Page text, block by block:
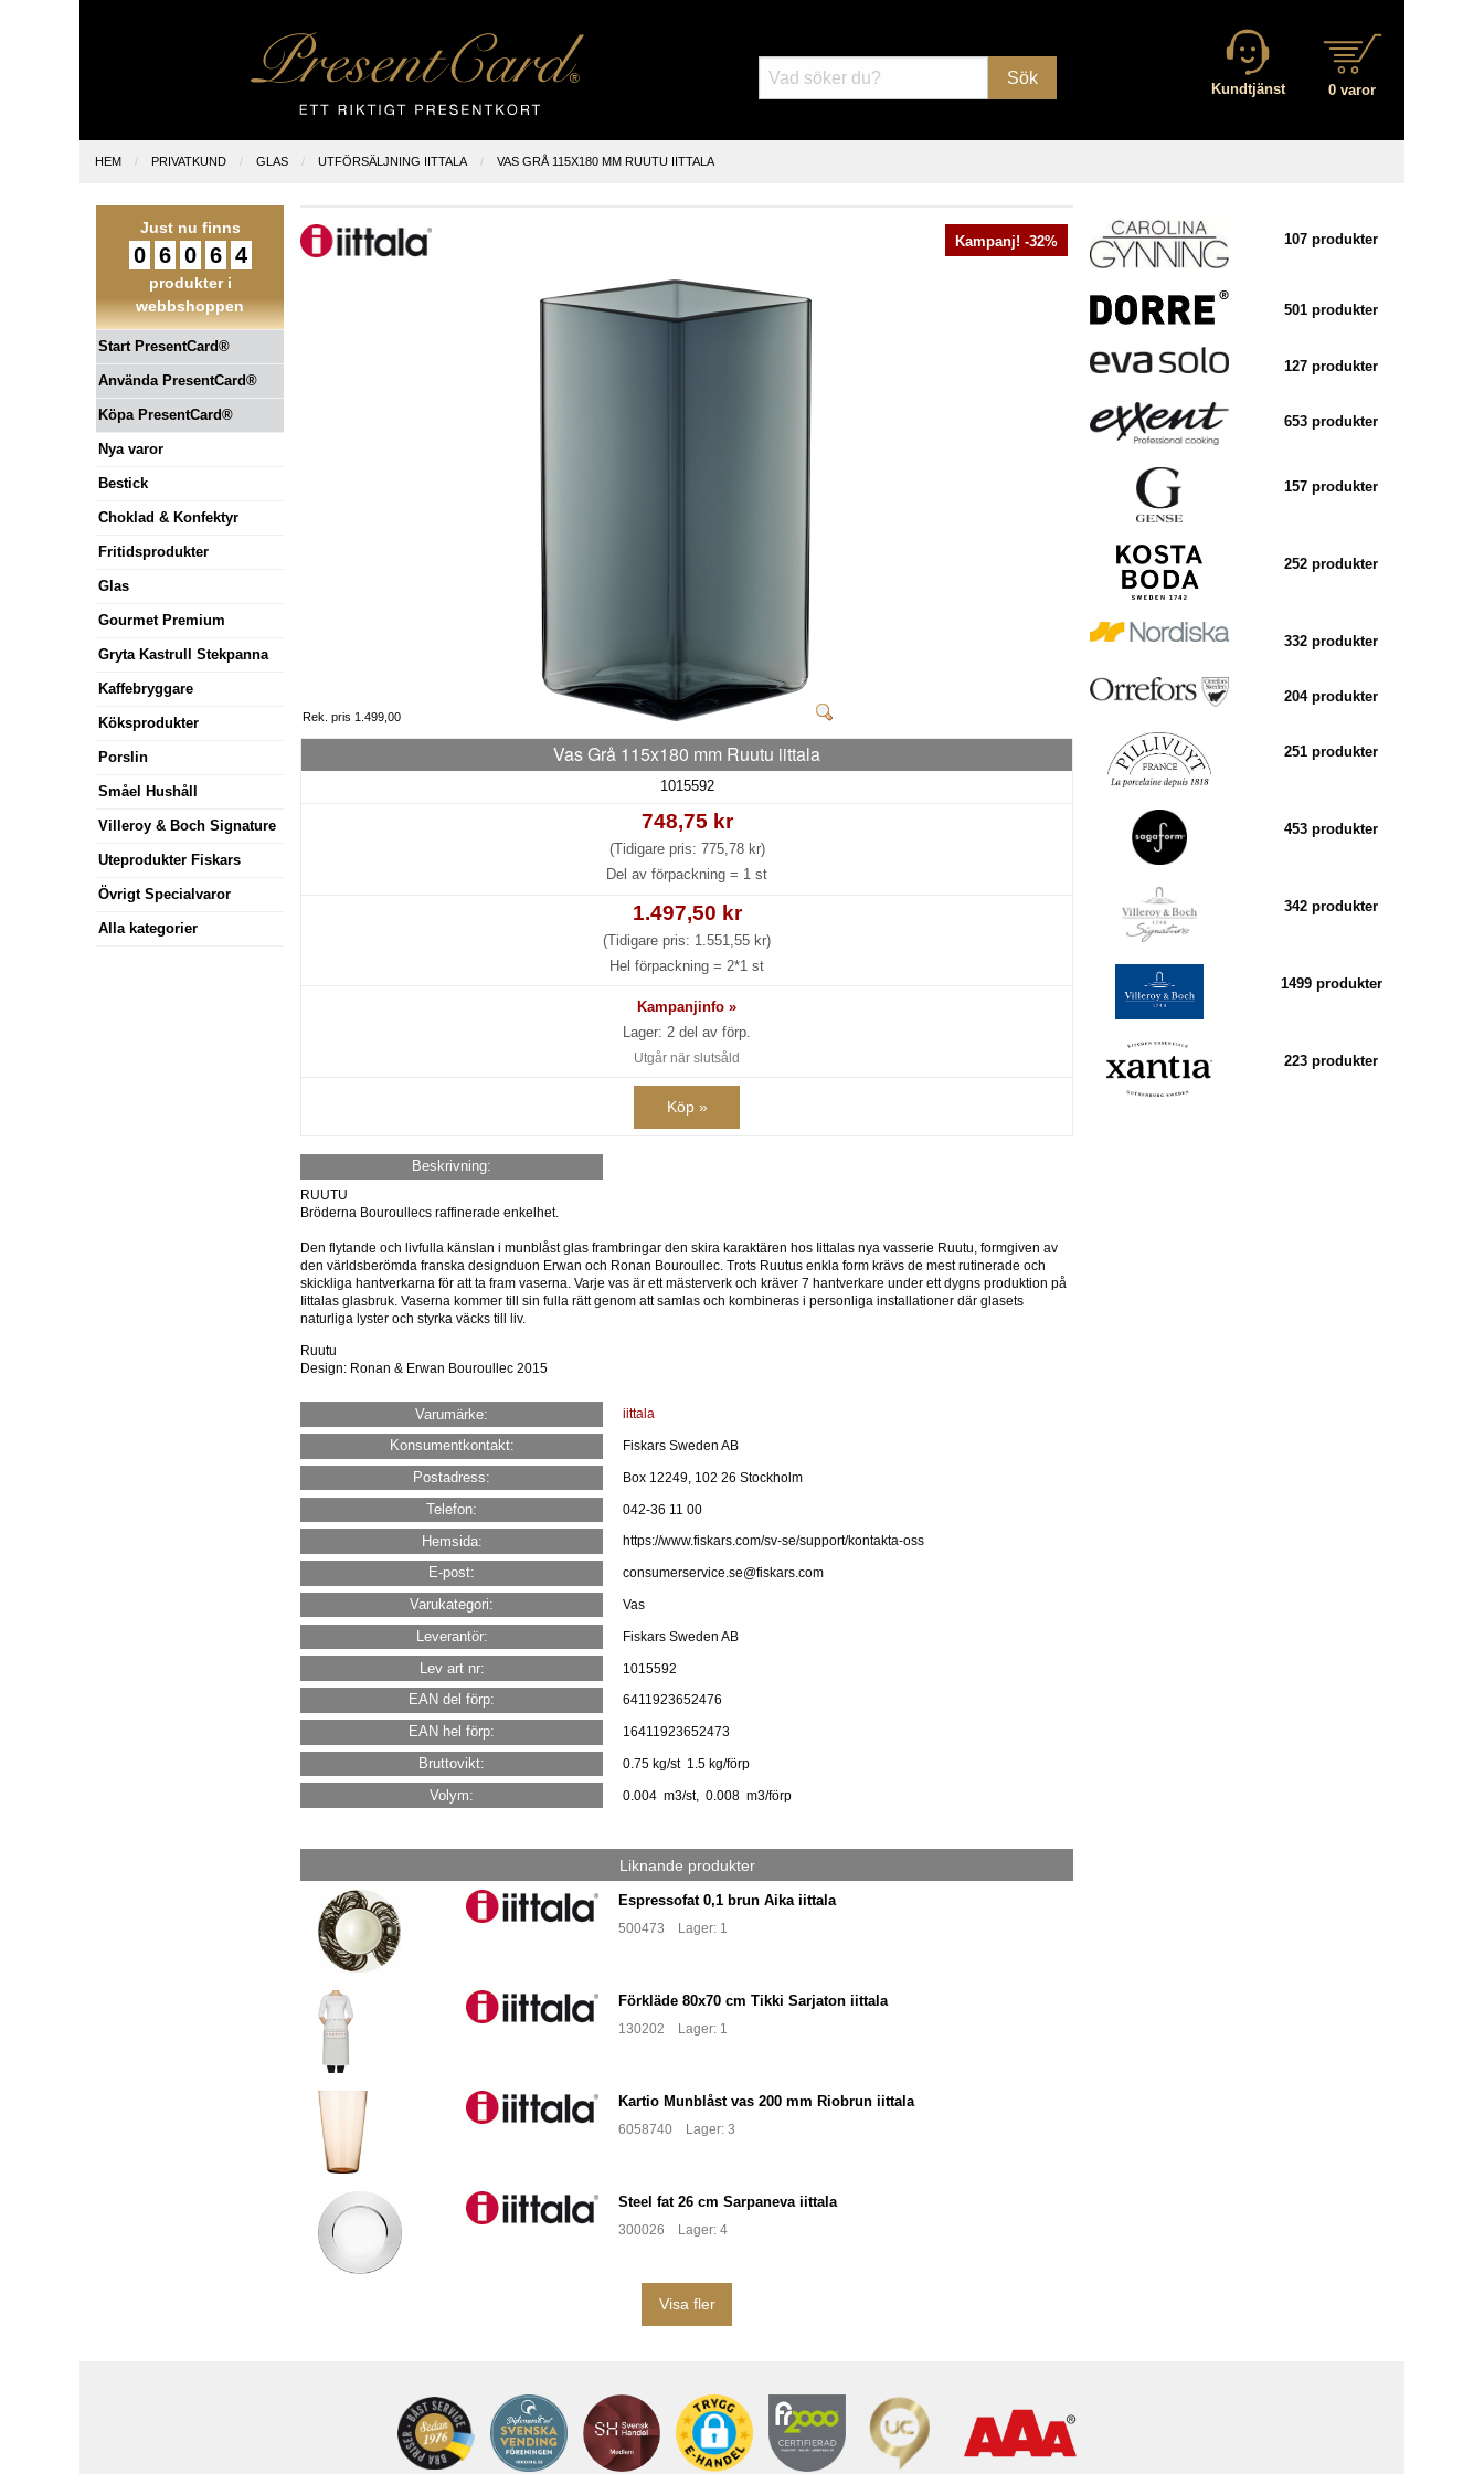
Sök
0 varor
Kundtjänst
HEM PRIVATKUND GLAS UTFÖRSÄLJNING IITTALA VAS GRÅ 115X180 MM RUUTU IITTALA
Just nu finns
0 6 0 6 4
produkter i
webbshoppen
Start PresentCard®
Använda PresentCard®
Köpa PresentCard®
Nya varor
Bestick
Choklad & Konfektyr
Fritidsprodukter
Glas
Gourmet Premium
Gryta Kastrull Stekpanna
Kaffebryggare
Köksprodukter
Porslin
Småel Hushåll
Villeroy & Boch Signature
Uteprodukter Fiskars
Övrigt Specialvaror
Alla kategorier
Kampanj! -32%
Rek. pris 1.499,00
Vas Grå 115x180 mm Ruutu iittala
1015592
748,75 kr
(Tidigare pris: 775,78 kr)
Del av förpackning = 1 st
1.497,50 kr
(Tidigare pris: 1.551,55 kr)
Hel förpackning = 2*1 st
Kampanjinfo »
Lager: 2 del av förp.
Utgår när slutsåld
Köp »
Beskrivning:
RUUTU
Bröderna Bouroullecs raffinerade enkelhet.
Den flytande och livfulla känslan i munblåst glas frambringar den skira karaktären hos Iittalas nya vasserie Ruutu, formgiven av
den världsberömda franska designduon Erwan och Ronan Bouroullec. Trots Ruutus enkla form krävs de mest rutinerade och
skickliga hantverkarna för att ta fram vaserna. Varje vas är ett mästerverk och kräver 7 hantverkare under ett dygns produktion på
Iittalas glasbruk. Vaserna kommer till sin fulla rätt genom att samlas och kombineras i personliga installationer där glasets
naturliga lyster och styrka väcks till liv.
Ruutu
Design: Ronan & Erwan Bouroullec 2015
Varumärke: iittala
Konsumentkontakt: Fiskars Sweden AB
Postadress: Box 12249, 102 26 Stockholm
Telefon: 042-36 11 00
Hemsida: https://www.fiskars.com/sv-se/support/kontakta-oss
E-post: consumerservice.se@fiskars.com
Varukategori: Vas
Leverantör: Fiskars Sweden AB
Lev art nr: 1015592
EAN del förp: 6411923652476
EAN hel förp: 16411923652473
Bruttovikt: 0.75 kg/st 1.5 kg/förp
Volym: 0.004 m3/st, 0.008 m3/förp
Liknande produkter
Espressofat 0,1 brun Aika iittala
500473 Lager: 1
Förkläde 80x70 cm Tikki Sarjaton iittala
130202 Lager: 1
Kartio Munblåst vas 200 mm Riobrun iittala
6058740 Lager: 3
Steel fat 26 cm Sarpaneva iittala
300026 Lager: 4
Visa fler
107 produkter
501 produkter
127 produkter
653 produkter
157 produkter
252 produkter
332 produkter
204 produkter
251 produkter
453 produkter
342 produkter
1499 produkter
223 produkter